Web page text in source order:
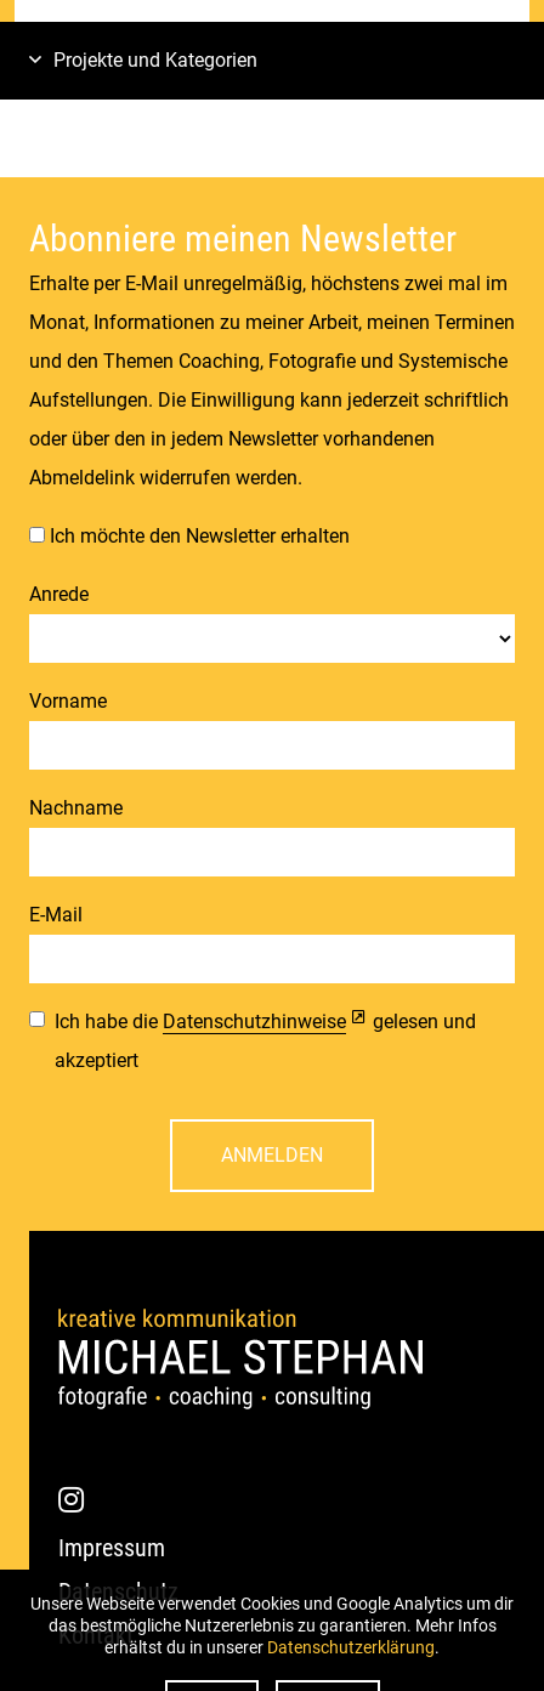
Projekte und Kategorien
Abonniere meinen Newsletter
Erhalte per E-Mail unregelmäßig, höchstens zwei mal im
Monat, Informationen zu meiner Arbeit, meinen Terminen
und den Themen Coaching, Fotografie und Systemische
Aufstellungen. Die Einwilligung kann jederzeit schriftlich
oder über den in jedem Newsletter vorhandenen
Abmeldelink widerrufen werden.
Ich möchte den Newsletter erhalten
Anrede
Vorname
Nachname
E-Mail
Ich habe die Datenschutzhinweise
gelesen und
akzeptiert
ANMELDEN
Impressum
Datenschutz
Kontakt
Unsere Webseite verwendet Cookies und Google Analytics um dir
das bestmögliche Nutzererlebnis zu garantieren. Mehr Infos
erhältst du in unserer Datenschutzerklärung.